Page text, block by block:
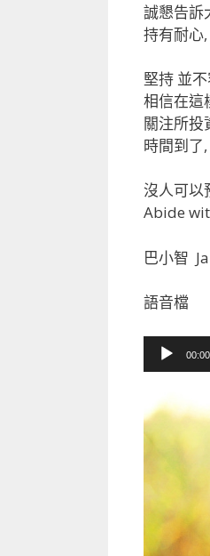
誠懇告訴
持有耐心
堅持 並
相信在這
關注所投
時間到了
沒人可以
Abide
巴小智
語音檔
訊
放
器
00:00